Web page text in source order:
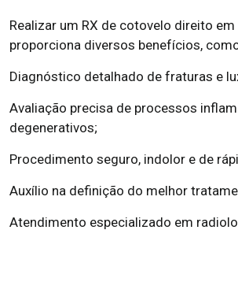
Realizar um RX de cotovelo direito
proporciona diversos benefícios,
Diagnóstico detalhado de fraturas e
Avaliação precisa de processos
degenerativos;
Procedimento seguro, indolor e de
Auxílio na definição do melhor
Atendimento especializado em